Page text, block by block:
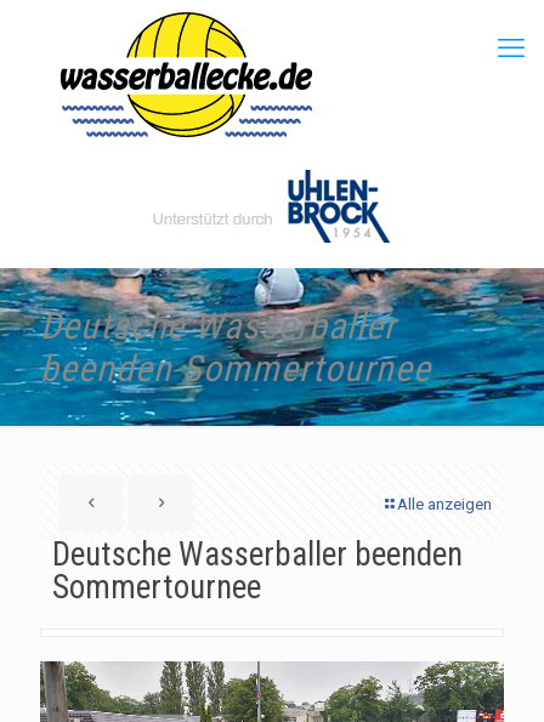
Deutsche Wasserballer
beenden Sommertournee
Alle anzeigen
Deutsche Wasserballer beenden
Sommertournee